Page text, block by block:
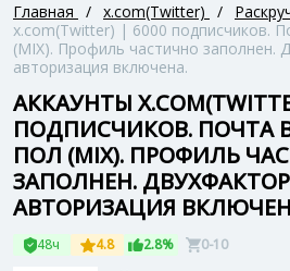
Главная / x.com(Twitter) /
x.com(Twitter) | 6000 подписчиков.
(MIX). Профиль частично заполнен.
авторизация включена.
АККАУНТЫ
ПОДПИСЧИКОВ. ПОЧТА
ПОЛ (MIX). ПРОФИЛЬ
ЗАПОЛНЕН.
АВТОРИЗАЦИЯ
48ч 4.8 2.8% 0-10